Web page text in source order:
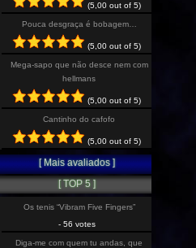
(5,00 out of 5)
Pouca desgraça é bobagem…
(5,00 out of 5)
Mega-sapo que não desce nem com
hellmans
(5,00 out of 5)
Cantinho do cafofo
(5,00 out of 5)
[ Mais avaliados ]
[ TOP 5 ]
Os tenis “Vibram Five Fingers”
- 56 votes
Diga-me com quem tu andas, que